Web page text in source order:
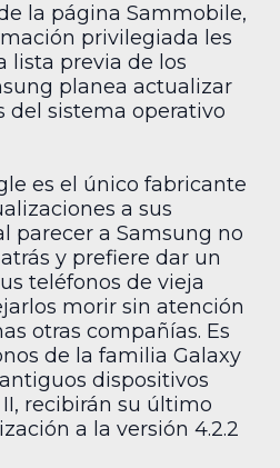
la página Sammobile,
privilegiada les
lista previa de los
planea actualizar
del sistema operativo
es el único fabricante
a sus
parecer a Samsung no
y prefiere dar un
teléfonos de vieja
morir sin atención
otras compañías. Es
de la familia Galaxy
dispositivos
recibirán su último
a la versión 4.2.2